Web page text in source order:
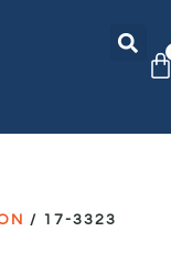
/ 17-3323